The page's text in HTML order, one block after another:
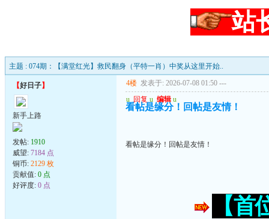
站
主题 : 074期：【满堂红光】救民翻身（平特一肖）中奖从这里开始..
【好日子】
新手上路
发帖: 1910
威望: 7184 点
铜币: 2129 枚
贡献值: 0 点
好评度: 0 点
4楼 发表于: 2026-07-08 01:50 ---
u 回复 u 编辑 u
看帖是缘分！回帖是友情！
看帖是缘分！回帖是友情！
【